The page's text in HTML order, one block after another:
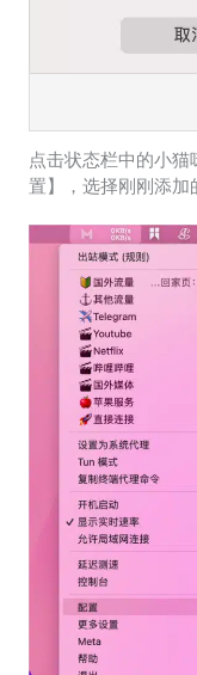
点击状态栏中的小
置】，选择刚刚添加